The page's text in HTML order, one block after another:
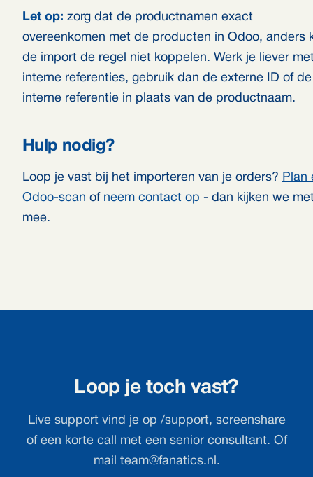
Let op: zorg dat de productnamen exact
overeenkomen met de producten in Odoo, anders
de import de regel niet koppelen. Werk je liever
interne referenties, gebruik dan de externe ID of de
interne referentie in plaats van de productnaam.
Hulp nodig?
Loop je vast bij het importeren van je orders? Plan
Odoo-scan of neem contact op - dan kijken we
mee.
Loop je toch vast?
Live support vind je op /support, screenshare
of een korte call met een senior consultant. Of
mail team@fanatics.nl .